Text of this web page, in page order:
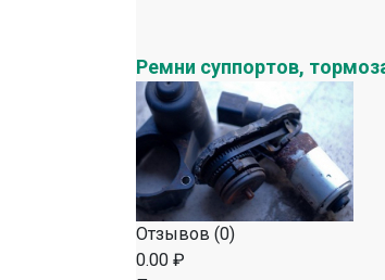
Ремни суппортов,
Отзывов (0)
0.00 ₽